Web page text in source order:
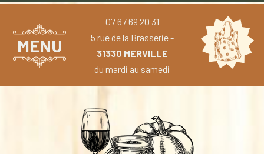
MENU
07 67 69 20 31
5 rue de la Brasserie -
31330 MERVILLE
du mardi au samedi